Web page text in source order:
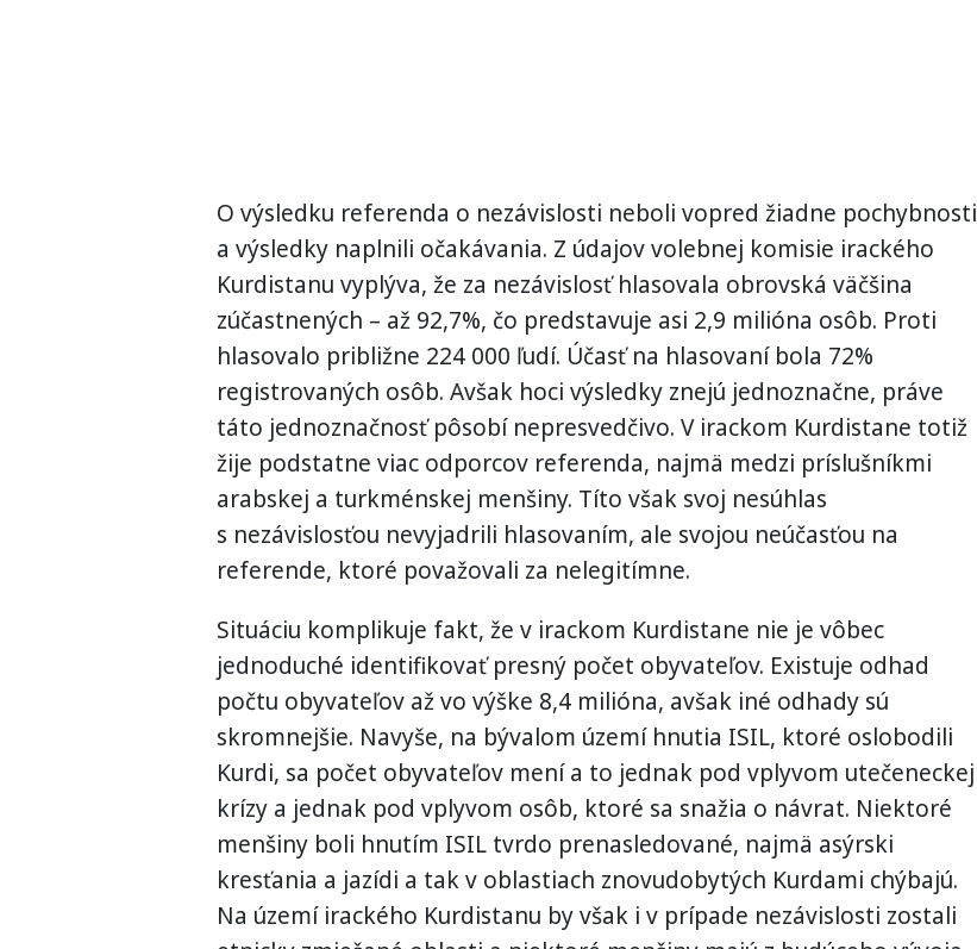
O výsledku referenda o nezávislosti neboli vopred žiadne pochybnosti
a výsledky naplnili očakávania. Z údajov volebnej komisie irackého
Kurdistanu vyplýva, že za nezávislosť hlasovala obrovská väčšina
zúčastnených – až 92,7%, čo predstavuje asi 2,9 milióna osôb. Proti
hlasovalo približne 224 000 ľudí. Účasť na hlasovaní bola 72%
registrovaných osôb. Avšak hoci výsledky znejú jednoznačne, práve
táto jednoznačnosť pôsobí nepresvedčivo. V irackom Kurdistane totiž
žije podstatne viac odporcov referenda, najmä medzi príslušníkmi
arabskej a turkménskej menšiny. Títo však svoj nesúhlas
s nezávislosťou nevyjadrili hlasovaním, ale svojou neúčasťou na
referende, ktoré považovali za nelegitímne.
Situáciu komplikuje fakt, že v irackom Kurdistane nie je vôbec
jednoduché identifikovať presný počet obyvateľov. Existuje odhad
počtu obyvateľov až vo výške 8,4 milióna, avšak iné odhady sú
skromnejšie. Navyše, na bývalom území hnutia ISIL, ktoré oslobodili
Kurdi, sa počet obyvateľov mení a to jednak pod vplyvom utečeneckej
krízy a jednak pod vplyvom osôb, ktoré sa snažia o návrat. Niektoré
menšiny boli hnutím ISIL tvrdo prenasledované, najmä asýrski
kresťania a jazídi a tak v oblastiach znovudobytých Kurdami chýbajú.
Na území irackého Kurdistanu by však i v prípade nezávislosti zostali